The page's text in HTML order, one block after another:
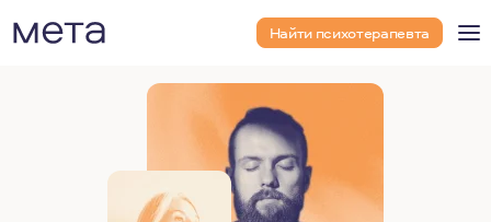
Найти психотерапевта